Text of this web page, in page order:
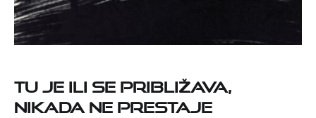
TU JE ILI SE PRIBLIŽAVA,
NIKADA NE PRESTAJE